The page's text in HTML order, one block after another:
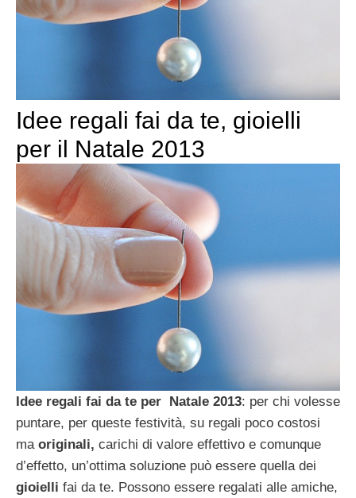
Idee regali fai da te, gioielli
per il Natale 2013
Idee regali fai da te per Natale 2013: per chi volesse
puntare, per queste festività, su regali poco costosi
ma originali, carichi di valore effettivo e comunque
d’effetto, un’ottima soluzione può essere quella dei
gioielli fai da te. Possono essere regalati alle amiche,